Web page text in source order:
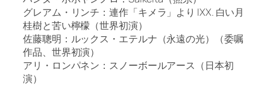
グレアム・リンチ：連作「キメラ」より IXX. 白い月
桂樹と苦い檸檬（世界初演）
佐藤聰明：ルックス・エテルナ（永遠の光）（委嘱
作品、世界初演）
アリ・ロンパネン：スノーボールアース（日本初
演）